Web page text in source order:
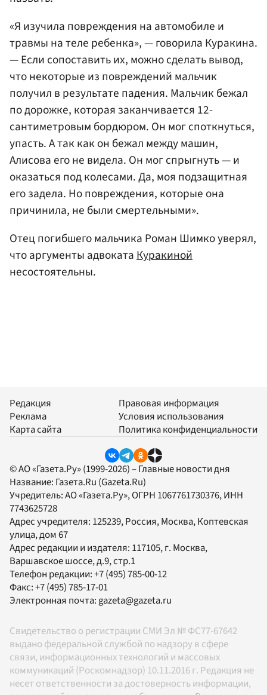
«Я изучила повреждения на автомобиле и
травмы на теле ребенка», — говорила Куракина.
— Если сопоставить их, можно сделать вывод,
что некоторые из повреждений мальчик
получил в результате падения. Мальчик бежал
по дорожке, которая заканчивается 12-
сантиметровым бордюром. Он мог споткнуться,
упасть. А так как он бежал между машин,
Алисова его не видела. Он мог спрыгнуть — и
оказаться под колесами. Да, моя подзащитная
его задела. Но повреждения, которые она
причинила, не были смертельными».
Отец погибшего мальчика Роман Шимко уверял,
что аргументы адвокатаКуракиной
несостоятельны.
Редакция
Реклама
Карта сайта
Правовая информация
Условия использования
Политика конфиденциальности
© АО «Газета.Ру» (1999-2026) – Главные новости дня
Название: Газета.Ru (Gazeta.Ru)
Учредитель:АО «Газета.Ру», ОГРН 1067761730376, ИНН
7743625728
Адрес учредителя: 125239, Россия, Москва, Коптевская
улица, дом 67
Адрес редакции и издателя: 117105, г. Москва,
Варшавское шоссе, д.9, стр.1
Телефон редакции:+7 (495) 785-00-12
Факс:+7 (495) 785-17-01
Электронная почта:gazeta@gazeta.ru
Свидетельство о регистрации СМИ Эл № ФС77-67642
выдано федеральной службой по надзору в сфере
связи, информационных технологий и массовых
коммуникаций (Роскомнадзор) 10.11.2016 г. Редакция не
несет ответственности за достоверность информации,